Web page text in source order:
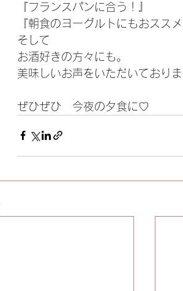
『フランスパンに合う！』
『朝食のヨーグルトにもおススメ
そして
お酒好きの方々にも。
美味しいお声をいただいておりま